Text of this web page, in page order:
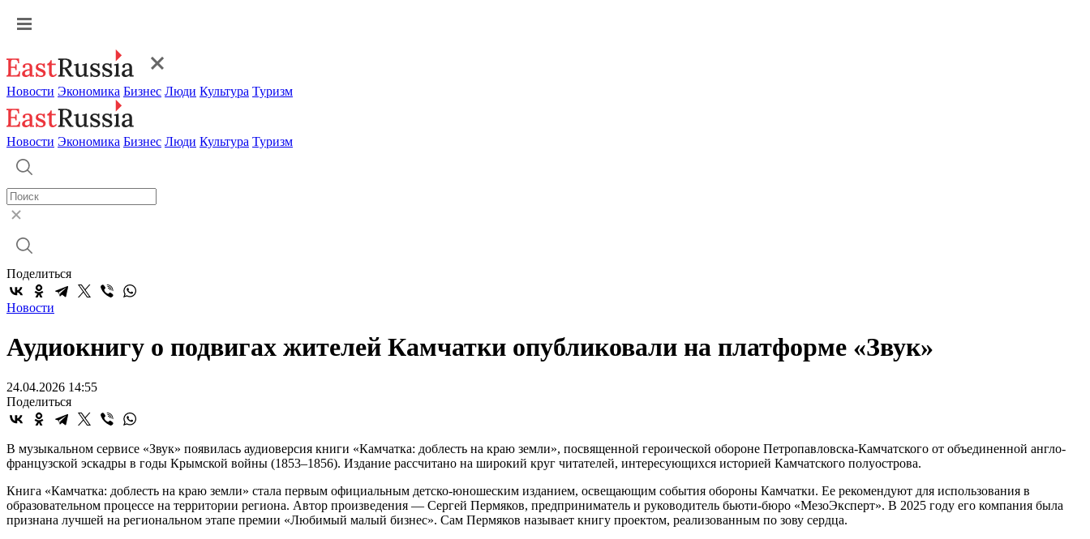
Новости Экономика Бизнес Люди Культура Туризм
Новости Экономика Бизнес Люди Культура Туризм
Поделиться
Новости
Аудиокнигу о подвигах жителей Камчатки опубликовали на платформе «Звук»
24.04.2026 14:55
Поделиться
В музыкальном сервисе «Звук» появилась аудиоверсия книги «Камчатка: доблесть на краю земли», посвященной героической обороне Петропавловска-Камчатского от объединенной англо-
французской эскадры в годы Крымской войны (1853–1856). Издание рассчитано на широкий круг читателей, интересующихся историей Камчатского полуострова.
Книга «Камчатка: доблесть на краю земли» стала первым официальным детско-юношеским изданием, освещающим события обороны Камчатки. Ее рекомендуют для использования в
образовательном процессе на территории региона. Автор произведения — Сергей Пермяков, предприниматель и руководитель бьюти-бюро «МезоЭксперт». В 2025 году его компания была
признана лучшей на региональном этапе премии «Любимый малый бизнес». Сам Пермяков называет книгу проектом, реализованным по зову сердца.